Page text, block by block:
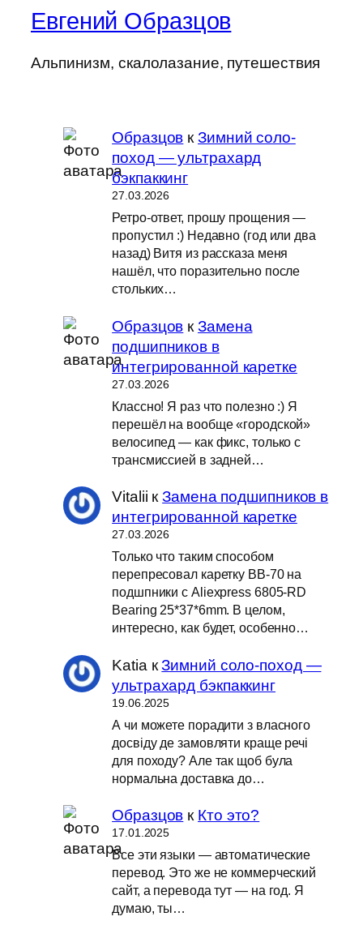
Евгений Образцов
Альпинизм, скалолазание, путешествия
Образцов кЗимний соло-
поход — ультрахард
бэкпаккинг
27.03.2026
Ретро-ответ, прошу прощения —
пропустил :) Недавно (год или два
назад) Витя из рассказа меня
нашёл, что поразительно после
стольких…
Образцов кЗамена
подшипников в
интегрированной каретке
27.03.2026
Классно! Я раз что полезно :) Я
перешёл на вообще «городской»
велосипед — как фикс, только с
трансмиссией в задней…
Vitalii кЗамена подшипников в
интегрированной каретке
27.03.2026
Только что таким способом
перепресовал каретку BB-70 на
подшпники с Aliexpress 6805-RD
Bearing 25*37*6mm. В целом,
интересно, как будет, особенно…
Katia кЗимний соло-поход —
ультрахард бэкпаккинг
19.06.2025
А чи можете порадити з власного
досвіду де замовляти краще речі
для походу? Але так щоб була
нормальна доставка до…
Образцов к Кто это?
17.01.2025
Все эти языки — автоматические
перевод. Это же не коммерческий
сайт, а перевода тут — на год. Я
думаю, ты…